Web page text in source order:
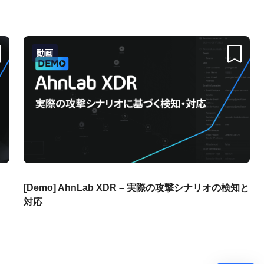
動画
[Demo] AhnLab XDR – 実際の攻撃シナリオの検知と
対応